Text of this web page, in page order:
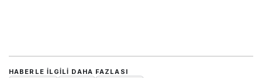
HABERLE ILGILI DAHA FAZLASI